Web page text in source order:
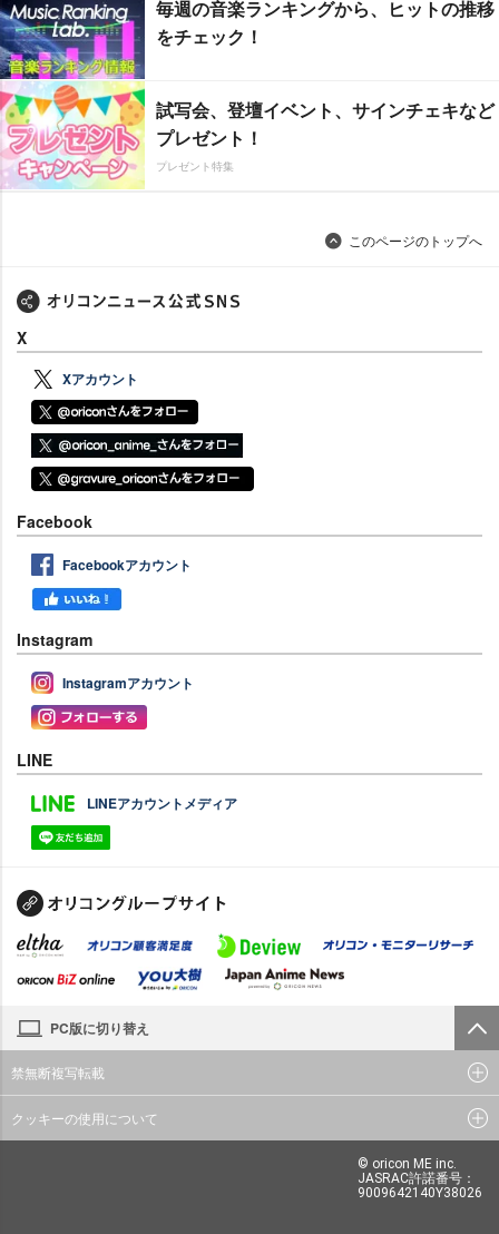
毎週の音楽ランキングから、ヒットの推移
をチェック！
試写会、登壇イベント、サインチェキなど
プレゼント！
プレゼント特集
このページのトップへ
X
Xアカウント
Facebook
Facebookアカウント
Instagram
Instagramアカウント
LINE
LINEアカウントメディア
PC版に切り替え
禁無断複写転載
クッキーの使用について
© oricon ME inc.
JASRAC許諾番号：
9009642140Y38026